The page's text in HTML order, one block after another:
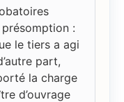
:
le tiers a agi
part,
la charge
d’ouvrage